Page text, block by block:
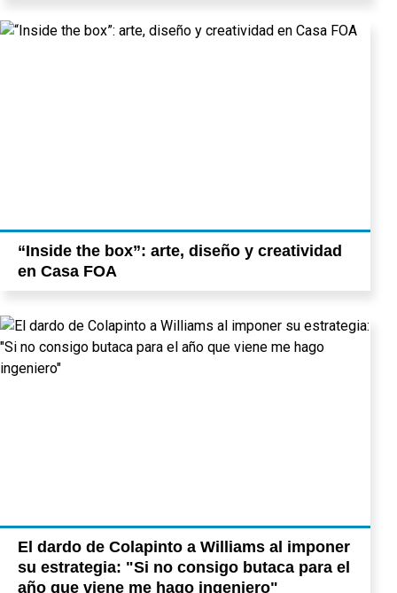
memoria
“Inside the box”: arte, diseño y creatividad
en Casa FOA
El dardo de Colapinto a Williams al imponer
su estrategia: "Si no consigo butaca para el
año que viene me hago ingeniero"